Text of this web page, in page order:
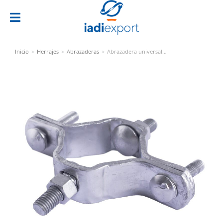
Estás aquí:
Inicio Herrajes Abrazaderas Abrazadera universal…